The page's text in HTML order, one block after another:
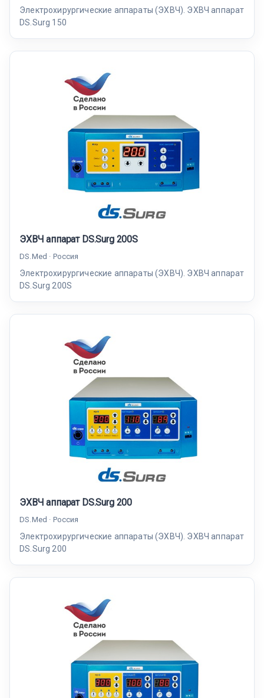
Электрохирургические аппараты (ЭХВЧ). ЭХВЧ аппарат
DS.Surg 150
ЭХВЧ аппарат DS.Surg 200S
DS.Med · Россия
Электрохирургические аппараты (ЭХВЧ). ЭХВЧ аппарат
DS.Surg 200S
ЭХВЧ аппарат DS.Surg 200
DS.Med · Россия
Электрохирургические аппараты (ЭХВЧ). ЭХВЧ аппарат
DS.Surg 200